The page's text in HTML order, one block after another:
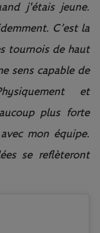
j'étais jeune.
C’est la
tournois de haut
sens capable de
et
plus forte
mon équipe.
se reflèteront